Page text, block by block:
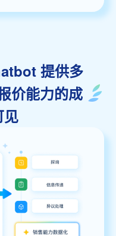
提供多
价能力的成
见